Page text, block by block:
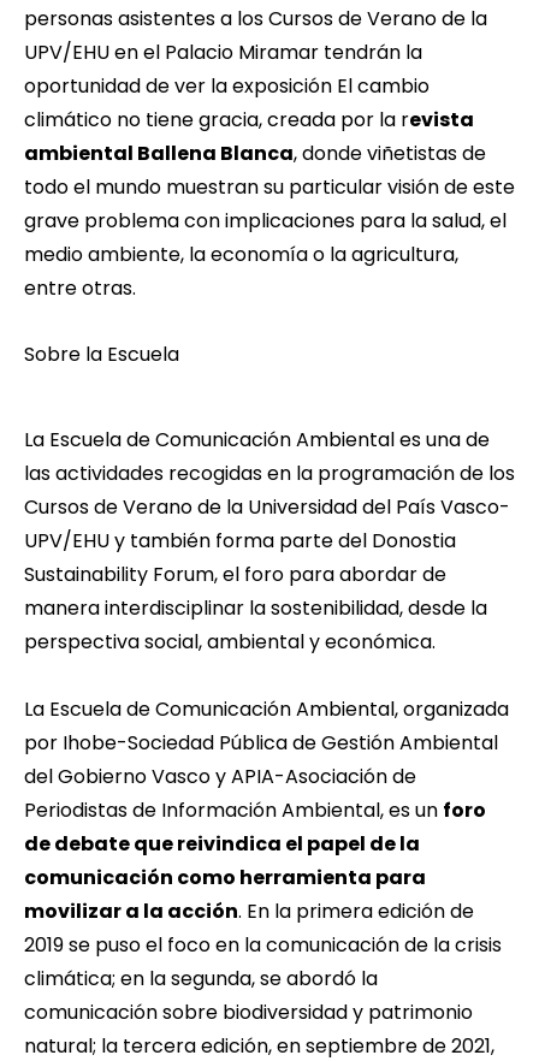
personas asistentes a los Cursos de Verano de la
UPV/EHU en el Palacio Miramar tendrán la
oportunidad de ver la exposición El cambio
climático no tiene gracia, creada por la revista
ambiental Ballena Blanca, donde viñetistas de
todo el mundo muestran su particular visión de este
grave problema con implicaciones para la salud, el
medio ambiente, la economía o la agricultura,
entre otras.
Sobre la Escuela
La Escuela de Comunicación Ambiental es una de
las actividades recogidas en la programación de los
Cursos de Verano de la Universidad del País Vasco-
UPV/EHU y también forma parte del Donostia
Sustainability Forum, el foro para abordar de
manera interdisciplinar la sostenibilidad, desde la
perspectiva social, ambiental y económica.
La Escuela de Comunicación Ambiental, organizada
por Ihobe-Sociedad Pública de Gestión Ambiental
del Gobierno Vasco y APIA-Asociación de
Periodistas de Información Ambiental, es un foro
de debate que reivindica el papel de la
comunicación como herramienta para
movilizar a la acción. En la primera edición de
2019 se puso el foco en la comunicación de la crisis
climática; en la segunda, se abordó la
comunicación sobre biodiversidad y patrimonio
natural; la tercera edición, en septiembre de 2021,